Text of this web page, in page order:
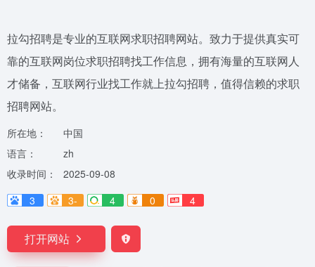
拉勾招聘是专业的互联网求职招聘网站。致力于提供真实可
靠的互联网岗位求职招聘找工作信息，拥有海量的互联网人
才储备，互联网行业找工作就上拉勾招聘，值得信赖的求职
招聘网站。
所在地：
中国
语言：
zh
收录时间：
2025-09-08
3
3- 4 0 4
打开网站